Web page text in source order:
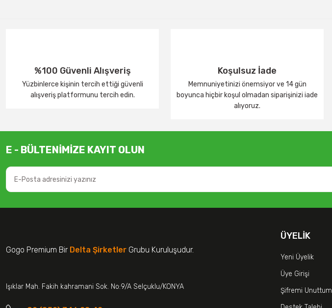
%100 Güvenli Alışveriş
Yüzbinlerce kişinin tercih ettiği güvenli
alışveriş platformunu tercih edin.
Koşulsuz İade
Memnuniyetinizi önemsiyor ve 14 gün
boyunca hiçbir koşul olmadan siparişinizi iade
alıyoruz.
E - BÜLTENİMİZE KAYIT OLUN
Gogo Premium Bir Delta Şirketler Grubu Kuruluşudur.
Işıklar Mah. Fakih kahramani Sok. No:9/A Selçuklu/KONYA
ÜYELIK
Yeni Üyelik
Üye Girişi
Şifremi Unuttum